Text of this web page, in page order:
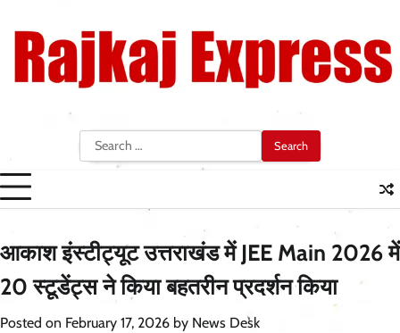
content
Search
for:
आकाश इंस्टीट्यूट उत्तराखंड में JEE Main 2026 में
20 स्टूडेंट्स ने किया बहतरीन प्रदर्शन किया
Posted on February 17, 2026 by News Desk